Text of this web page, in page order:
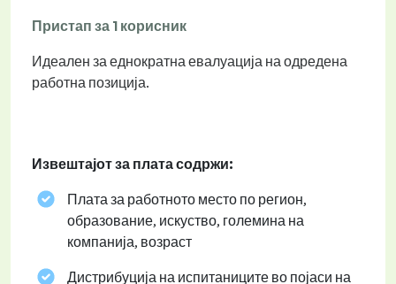
Пристап за 1 корисник
Идеален за еднократна евалуација на одредена
работна позиција.
Извештајот за плата содржи:
Плата за работното место по регион,
образование, искуство, големина на
компанија, возраст
Дистрибуција на испитаниците во појаси на